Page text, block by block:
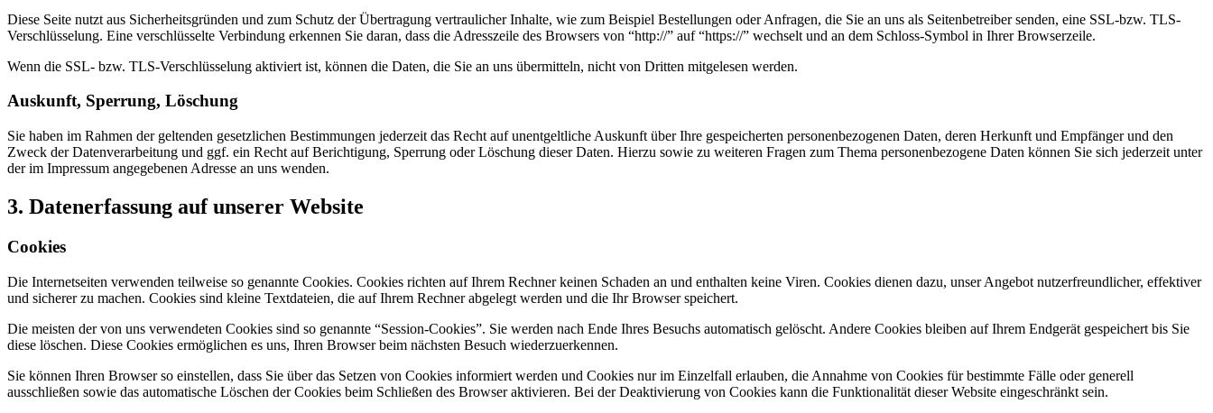
Diese Seite nutzt aus Sicherheitsgründen und zum Schutz der Übertragung vertraulicher Inhalte, wie zum Beispiel Bestellungen oder Anfragen, die Sie an uns als Seitenbetreiber senden, eine SSL-bzw. TLS-
Verschlüsselung. Eine verschlüsselte Verbindung erkennen Sie daran, dass die Adresszeile des Browsers von “http://” auf “https://” wechselt und an dem Schloss-Symbol in Ihrer Browserzeile.
Wenn die SSL- bzw. TLS-Verschlüsselung aktiviert ist, können die Daten, die Sie an uns übermitteln, nicht von Dritten mitgelesen werden.
Auskunft, Sperrung, Löschung
Sie haben im Rahmen der geltenden gesetzlichen Bestimmungen jederzeit das Recht auf unentgeltliche Auskunft über Ihre gespeicherten personenbezogenen Daten, deren Herkunft und Empfänger und den
Zweck der Datenverarbeitung und ggf. ein Recht auf Berichtigung, Sperrung oder Löschung dieser Daten. Hierzu sowie zu weiteren Fragen zum Thema personenbezogene Daten können Sie sich jederzeit unter
der im Impressum angegebenen Adresse an uns wenden.
3. Datenerfassung auf unserer Website
Cookies
Die Internetseiten verwenden teilweise so genannte Cookies. Cookies richten auf Ihrem Rechner keinen Schaden an und enthalten keine Viren. Cookies dienen dazu, unser Angebot nutzerfreundlicher, effektiver
und sicherer zu machen. Cookies sind kleine Textdateien, die auf Ihrem Rechner abgelegt werden und die Ihr Browser speichert.
Die meisten der von uns verwendeten Cookies sind so genannte “Session-Cookies”. Sie werden nach Ende Ihres Besuchs automatisch gelöscht. Andere Cookies bleiben auf Ihrem Endgerät gespeichert bis Sie
diese löschen. Diese Cookies ermöglichen es uns, Ihren Browser beim nächsten Besuch wiederzuerkennen.
Sie können Ihren Browser so einstellen, dass Sie über das Setzen von Cookies informiert werden und Cookies nur im Einzelfall erlauben, die Annahme von Cookies für bestimmte Fälle oder generell
ausschließen sowie das automatische Löschen der Cookies beim Schließen des Browser aktivieren. Bei der Deaktivierung von Cookies kann die Funktionalität dieser Website eingeschränkt sein.